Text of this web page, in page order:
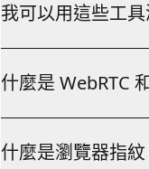
我可以用這些工
名等級在內的詳細結果
什麼是 WebRTC
過代理路由，從而暴
什麼是瀏覽器指